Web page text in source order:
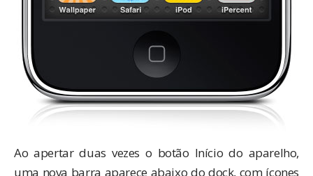
Ao apertar duas vezes o botão Início do aparelho,
uma nova barra aparece abaixo do dock, com ícones